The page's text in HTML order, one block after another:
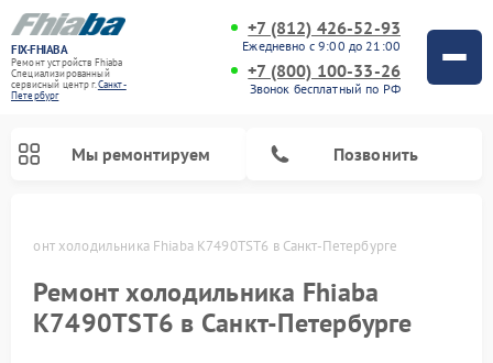
FIX-FHIABA
Ремонт устройств Fhiaba
Специализированный
cервисный центр г.Санкт-
Петербург
+7 (812) 426-52-93
Ежедневно с 9:00 до 21:00
+7 (800) 100-33-26
Звонок бесплатный по РФ
Мы ремонтируем Позвонить
Ремонт холодильника Fhiaba K7490TST6 в Санкт-Петербурге
Ремонт холодильника Fhiaba
K7490TST6 в Санкт-Петербурге